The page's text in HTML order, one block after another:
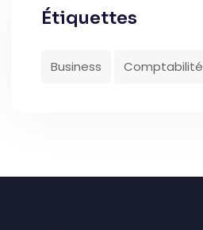
Étiquettes
Business Comptabilité